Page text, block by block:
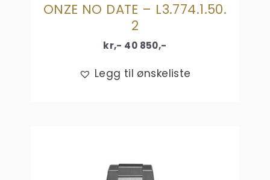
ONZE NO DATE – L3.774.1.50.
2
kr,- 40 850,-
Legg til ønskeliste